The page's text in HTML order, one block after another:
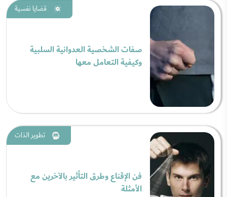
قضايا نفسية
صفات الشخصية العدوانية السلبية
وكيفية التعامل معها
تطوير الذات
فن الإقناع وطرق التأثير بالآخرين مع
الأمثلة